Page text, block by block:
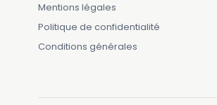
Mentions légales
Politique de confidentialité
Conditions générales